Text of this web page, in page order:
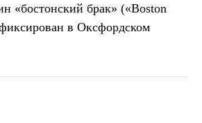
«бостонский брак» («Boston
в Оксфордском